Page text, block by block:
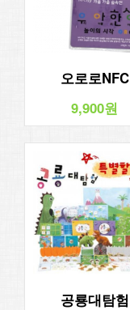
오로로NFC
9,900원
공룡대탐험